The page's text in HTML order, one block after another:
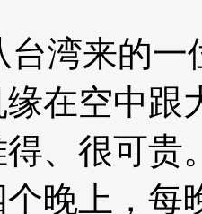
湾来的一
缘在空中
、很可贵
晚上，每